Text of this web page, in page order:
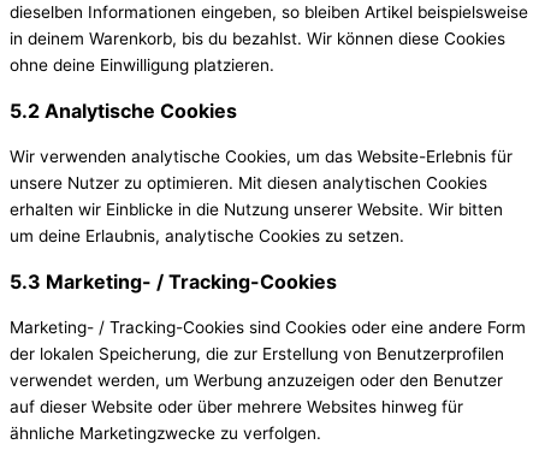
dieselben Informationen eingeben, so bleiben Artikel beispielsweise
in deinem Warenkorb, bis du bezahlst. Wir können diese Cookies
ohne deine Einwilligung platzieren.
5.2 Analytische Cookies
Wir verwenden analytische Cookies, um das Website-Erlebnis für
unsere Nutzer zu optimieren. Mit diesen analytischen Cookies
erhalten wir Einblicke in die Nutzung unserer Website. Wir bitten
um deine Erlaubnis, analytische Cookies zu setzen.
5.3 Marketing- / Tracking-Cookies
Marketing- / Tracking-Cookies sind Cookies oder eine andere Form
der lokalen Speicherung, die zur Erstellung von Benutzerprofilen
verwendet werden, um Werbung anzuzeigen oder den Benutzer
auf dieser Website oder über mehrere Websites hinweg für
ähnliche Marketingzwecke zu verfolgen.